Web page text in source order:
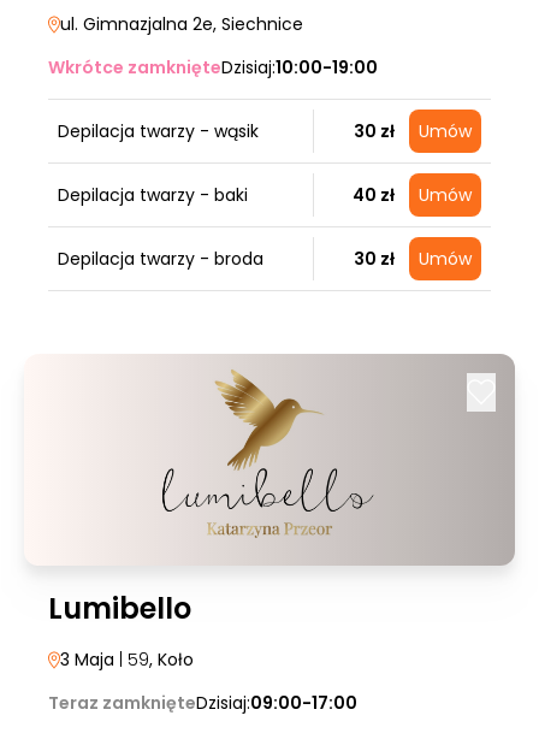
ul. Gimnazjalna 2e, Siechnice
Wkrótce zamknięteDzisiaj:10:00-19:00
Depilacja twarzy - wąsik 30 zł Umów
Depilacja twarzy - baki 40 zł Umów
Depilacja twarzy - broda 30 zł Umów
Lumibello
3 Maja | 59, Koło
Teraz zamknięteDzisiaj:09:00-17:00